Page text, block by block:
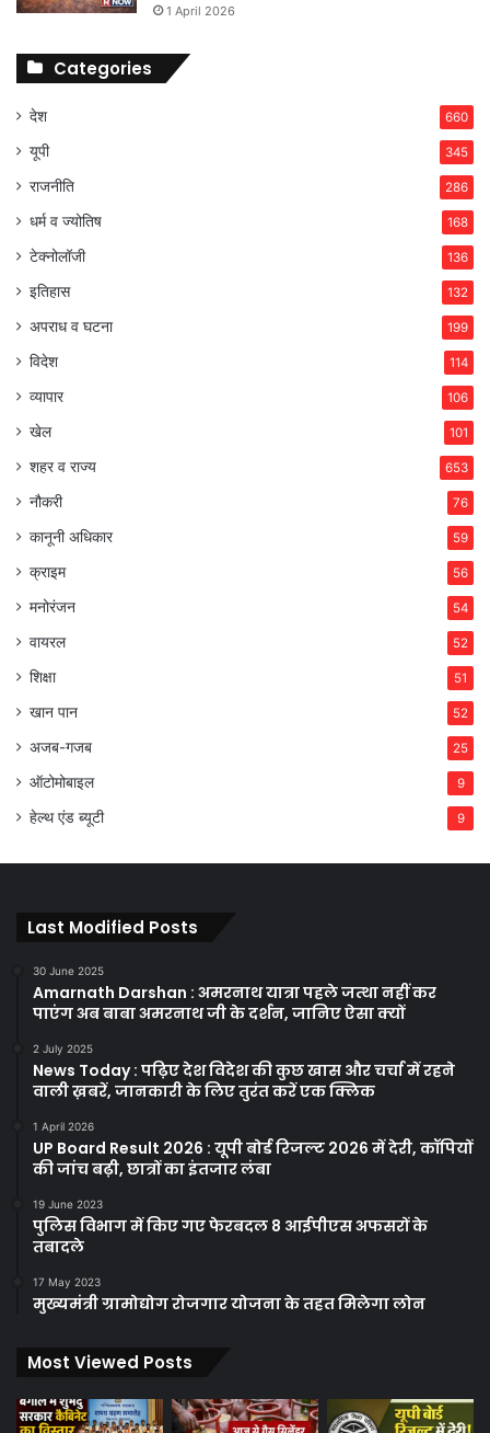
1 April 2026
Categories
देश 660
यूपी 345
राजनीति 286
धर्म व ज्योतिष 168
टेक्नोलॉजी 136
इतिहास 132
अपराध व घटना 199
विदेश 114
व्यापार 106
खेल 101
शहर व राज्य 653
नौकरी 76
कानूनी अधिकार 59
क्राइम 56
मनोरंजन 54
वायरल 52
शिक्षा 51
खान पान 52
अजब-गजब 25
ऑटोमोबाइल 9
हेल्थ एंड ब्यूटी 9
Last Modified Posts
30 June 2025
Amarnath Darshan : अमरनाथ यात्रा पहले जत्था नहीं कर
पाएंग अब बाबा अमरनाथ जी के दर्शन, जानिए ऐसा क्यों
2 July 2025
News Today : पढ़िए देश विदेश की कुछ खास और चर्चा में रहने
वाली ख़बरें, जानकारी के लिए तुरंत करें एक क्लिक
1 April 2026
UP Board Result 2026 : यूपी बोर्ड रिजल्ट 2026 में देरी, कॉपियों
की जांच बढ़ी, छात्रों का इंतजार लंबा
19 June 2023
पुलिस विभाग में किए गए फेरबदल 8 आईपीएस अफसरों के
तबादले
17 May 2023
मुख्यमंत्री ग्रामोद्योग रोजगार योजना के तहत मिलेगा लोन
Most Viewed Posts